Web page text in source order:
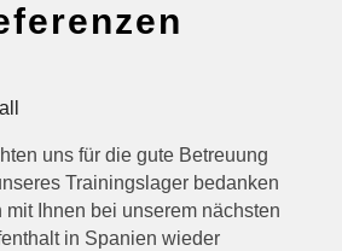
uns für die gute Betreuung
Trainingslager bedanken
mit Ihnen bei unserem nächsten
in Spanien wieder